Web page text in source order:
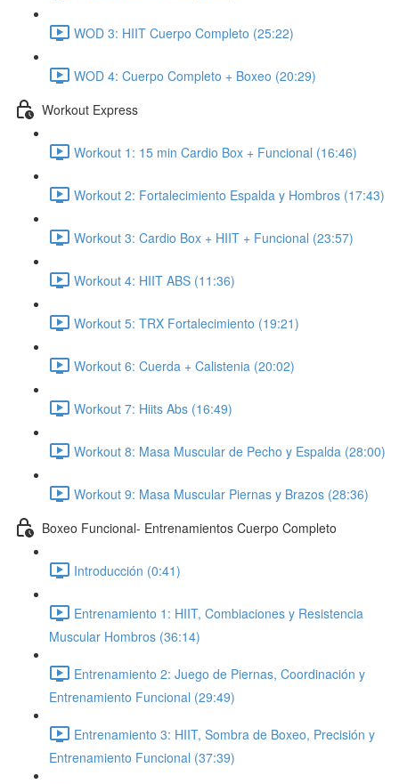
WOD 3: HIIT Cuerpo Completo (25:22)
WOD 4: Cuerpo Completo + Boxeo (20:29)
Workout Express
Workout 1: 15 min Cardio Box + Funcional (16:46)
Workout 2: Fortalecimiento Espalda y Hombros (17:43)
Workout 3: Cardio Box + HIIT + Funcional (23:57)
Workout 4: HIIT ABS (11:36)
Workout 5: TRX Fortalecimiento (19:21)
Workout 6: Cuerda + Calistenia (20:02)
Workout 7: Hiits Abs (16:49)
Workout 8: Masa Muscular de Pecho y Espalda (28:00)
Workout 9: Masa Muscular Piernas y Brazos (28:36)
Boxeo Funcional- Entrenamientos Cuerpo Completo
Introducción (0:41)
Entrenamiento 1: HIIT, Combiaciones y Resistencia
Muscular Hombros (36:14)
Entrenamiento 2: Juego de Piernas, Coordinación y
Entrenamiento Funcional (29:49)
Entrenamiento 3: HIIT, Sombra de Boxeo, Precisión y
Entrenamiento Funcional (37:39)